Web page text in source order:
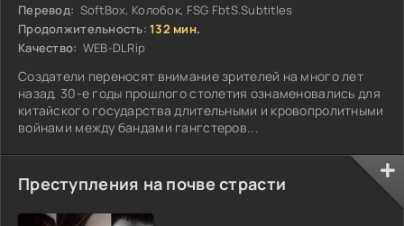
Перевод: SoftBox, Колобок, FSG FbtS.Subtitles
Продолжительность: 132 мин.
Качество: WEB-DLRip
Создатели переносят внимание зрителей на много лет
назад. 30-е годы прошлого столетия ознаменовались для
китайского государства длительными и кровопролитными
войнами между бандами гангстеров...
Преступления на почве страсти